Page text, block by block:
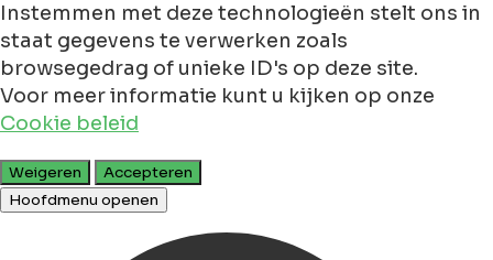
Instemmen met deze technologieën stelt ons in
staat gegevens te verwerken zoals
browsegedrag of unieke ID's op deze site.
Voor meer informatie kunt u kijken op onze
Cookie beleid
Weigeren
Accepteren
Hoofdmenu openen